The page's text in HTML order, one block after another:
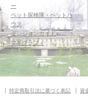
ー
ペット探検隊・ペットハ
ウス
ダンジョンガイド
マギグラフィ
特定商取引法に基づく表記 資